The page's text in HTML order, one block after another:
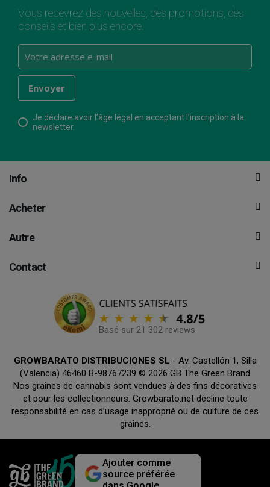
Vous recevrez des nouvelles, des promotions, des
conseils et bien plus encore.
Je déclare avoir l’âge légal en acceptant l’inscription à la
newsletter.
Info
Acheter
Autre
Contact
Basé sur 21 302 reviews
GROWBARATO DISTRIBUCIONES SL - Av. Castellón 1, Silla
(Valencia) 46460 B-98767239 © 2026 GB The Green Brand
Nos graines de cannabis sont vendues à des fins décoratives
et pour les collectionneurs. Growbarato.net décline toute
responsabilité en cas d’usage inapproprié ou de culture de ces
graines.
Ajouter comme
source préférée